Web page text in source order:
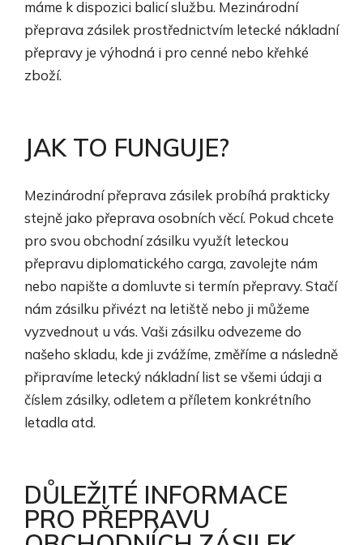
máme k dispozici balicí službu. Mezinárodní
přeprava zásilek prostřednictvím letecké nákladní
přepravy je výhodná i pro cenné nebo křehké
zboží.
JAK TO FUNGUJE?
Mezinárodní přeprava zásilek probíhá prakticky
stejně jako přeprava osobních věcí. Pokud chcete
pro svou obchodní zásilku využít leteckou
přepravu diplomatického carga, zavolejte nám
nebo napište a domluvte si termín přepravy. Stačí
nám zásilku přivézt na letiště nebo ji můžeme
vyzvednout u vás. Vaši zásilku odvezeme do
našeho skladu, kde ji zvážíme, změříme a následně
připravíme letecký nákladní list se všemi údaji a
číslem zásilky, odletem a příletem konkrétního
letadla atd.
DŮLEŽITÉ INFORMACE
PRO PŘEPRAVU